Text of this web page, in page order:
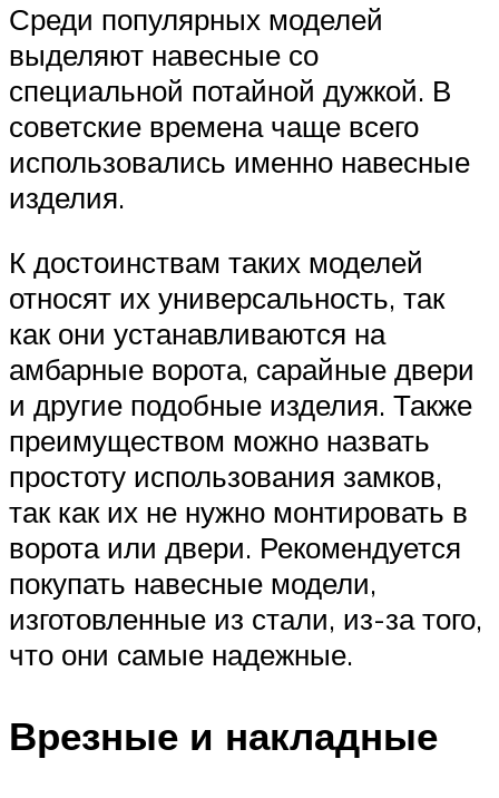
Среди популярных моделей
выделяют навесные со
специальной потайной дужкой. В
советские времена чаще всего
использовались именно навесные
изделия.
К достоинствам таких моделей
относят их универсальность, так
как они устанавливаются на
амбарные ворота, сарайные двери
и другие подобные изделия. Также
преимуществом можно назвать
простоту использования замков,
так как их не нужно монтировать в
ворота или двери. Рекомендуется
покупать навесные модели,
изготовленные из стали, из-за того,
что они самые надежные.
Врезные и накладные